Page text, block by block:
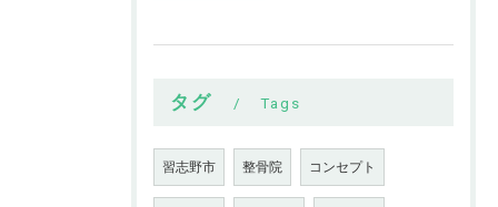
タグ Tags
習志野市 整骨院 コンセプト